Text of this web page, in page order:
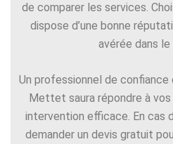
de comparer les services.
dispose d’une bonne
avérée dans le
Un professionnel de
Mettet saura répondre à
intervention efficace. En cas
demander un devis gratuit